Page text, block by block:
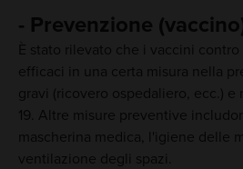
- Prevenzione
È stato rilevato che i vaccini contro
efficaci in una certa misura nella
gravi (ricovero ospedaliero, ecc.) e
19. Altre misure preventive
mascherina medica, l'igiene delle
ventilazione degli spazi.